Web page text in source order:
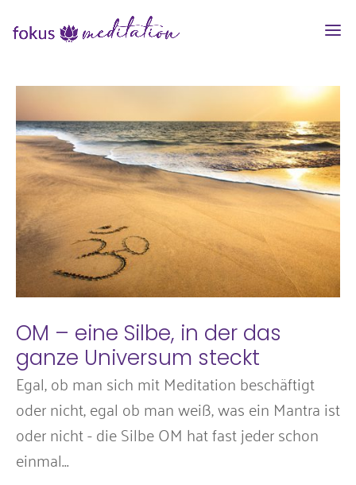
OM – eine Silbe, in der das
ganze Universum steckt
Egal, ob man sich mit Meditation beschäftigt
oder nicht, egal ob man weiß, was ein Mantra ist
oder nicht - die Silbe OM hat fast jeder schon
einmal...